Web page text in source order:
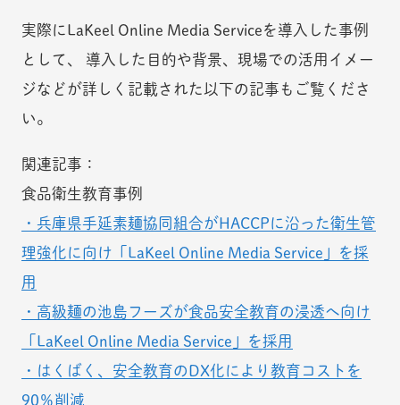
実際にLaKeel Online Media Serviceを導入した事例
として、 導入した目的や背景、現場での活用イメー
ジなどが詳しく記載された以下の記事もご覧くださ
い。
関連記事：
食品衛生教育事例
・兵庫県手延素麺協同組合がHACCPに沿った衛生管
理強化に向け「LaKeel Online Media Service」を採
用
・高級麺の池島フーズが食品安全教育の浸透へ向け
「LaKeel Online Media Service」を採用
・はくばく、安全教育のDX化により教育コストを
90％削減